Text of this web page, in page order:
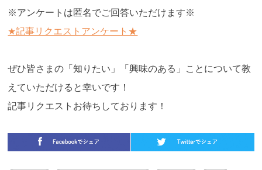
※アンケートは匿名でご回答いただけます※
★記事リクエストアンケート★
ぜひ皆さまの「知りたい」「興味のある」ことについて教
えていただけると幸いです！
記事リクエストお待ちしております！